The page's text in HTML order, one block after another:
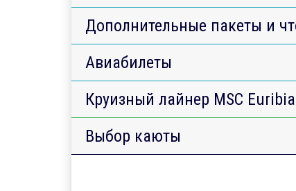
Дополнительные пакеты и
Авиабилеты
Круизный лайнер MSC Euribia
Выбор каюты